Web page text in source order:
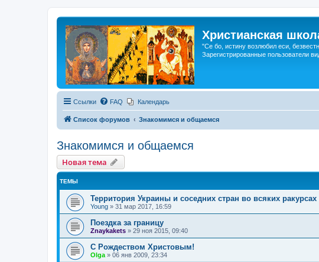
Христианская
"Се бо, истину возлюбил еси,
Зарегистрированные пользователи
Ссылки FAQ Календарь
Список форумов Знакомимся и общаемся
Знакомимся и общаемся
Новая тема
ТЕМЫ
Территория Украины и соседних стран во всяких
Young » 31 мар 2017, 16:59
Поездка за границу
Znaykakets » 29 ноя 2015, 09:40
С Рождеством Христовым!
Olga » 06 янв 2009, 23:34